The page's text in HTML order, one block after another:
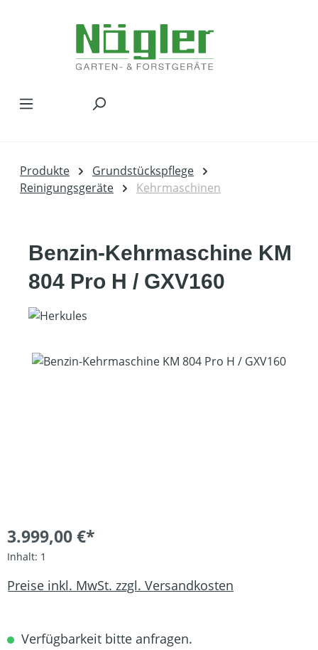
Produkte
Grundstückspflege
Reinigungsgeräte
Kehrmaschinen
Benzin-Kehrmaschine KM
804 Pro H / GXV160
Bildergalerie überspringen
3.999,00 €*
Inhalt: 1
Preise inkl. MwSt. zzgl. Versandkosten
Verfügbarkeit bitte anfragen.